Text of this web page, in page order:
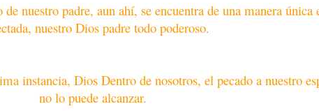
nuestro padre, aun ahí, se encuentra de una manera única
nuestro Dios padre todo poderoso.
instancia, Dios Dentro de nosotros, el pecado a nuestro
no lo puede alcanzar.